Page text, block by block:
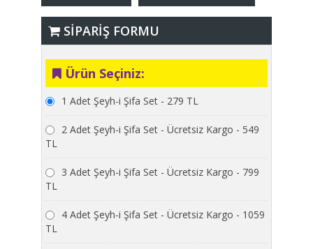
SİPARİŞ FORMU
Ürün Seçiniz:
1 Adet Şeyh-i Şifa Set - 279 TL
2 Adet Şeyh-i Şifa Set - Ücretsiz Kargo - 549
TL
3 Adet Şeyh-i Şifa Set - Ücretsiz Kargo - 799
TL
4 Adet Şeyh-i Şifa Set - Ücretsiz Kargo - 1059
TL